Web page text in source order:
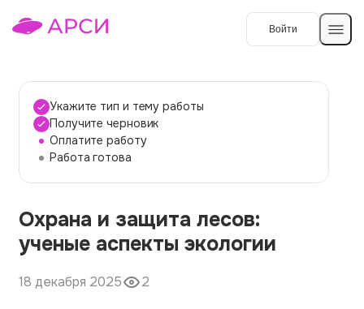
Войти
Темы работ
О сервисе
О компании
Наши гарантии
Порядок оплаты
Контакты
Укажите тип и тему работы
Получите черновик
Оплатите работу
Работа готова
Охрана и защита лесов:
ученые аспекты экологии
18 декабря 2025 2